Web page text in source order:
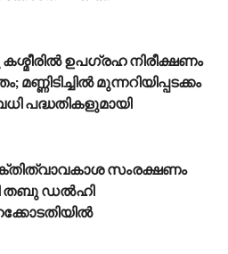
ഉപഗ്രഹ നിരീക്ഷണം
മണ്ണിടിച്ചിൽ മുന്നറിയിപ്പടക്കം
പദ്ധതികളുമായി
സംരക്ഷണം
തബു ഡൽഹി